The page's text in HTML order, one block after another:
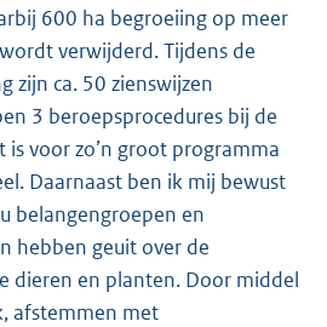
600 ha begroeiing op meer
verwijderd. Tijdens de
zijn ca. 50 zienswijzen
3 beroepsprocedures bij de
is voor zo’n groot programma
Daarnaast ben ik mij bewust
belangengroepen en
hebben geuit over de
dieren en planten. Door middel
afstemmen met